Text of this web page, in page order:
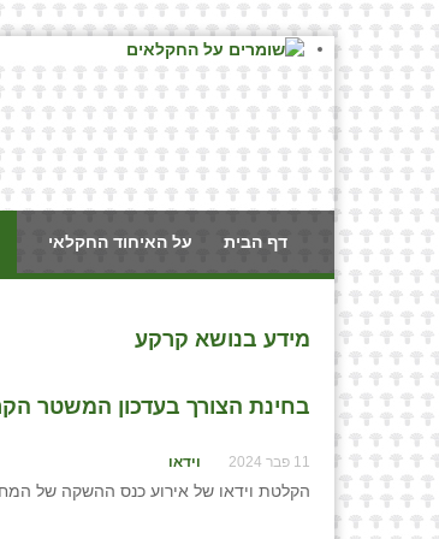
דף הבית על האיחוד החקלאי
מידע בנושא קרקע
בחינת הצורך בעדכון המשטר
11 פבר 2024 וידאו
הקלטת וידאו של אירוע כנס ההשקה של המחקר שהתקיים